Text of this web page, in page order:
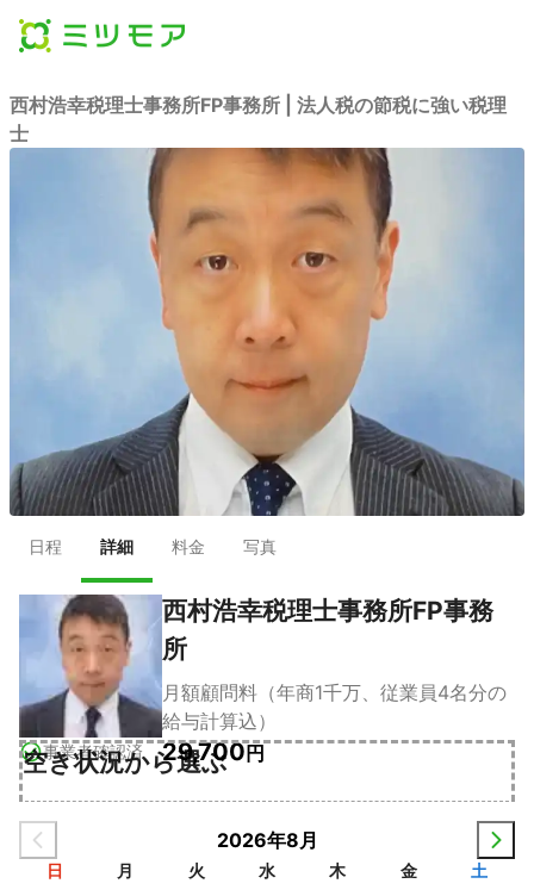
西村浩幸税理士事務所FP事務所 | 法人税の節税に強い税理
士
日程 詳細 料金 写真
事業者確認済
西村浩幸税理士事務所FP事務
所
月額顧問料（年商1千万、従業員4名分の
給与計算込）
29,700円
空き状況から選ぶ
2026年8月
日 月 火 水 木 金 土